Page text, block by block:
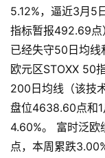
5.12%，逼近3月5
指标暂报492.69点
已经失守50日均线
欧元区STOXX 50
200日均线（该技
盘位4638.60点和
4.60%。 富时泛
点，本周累跌